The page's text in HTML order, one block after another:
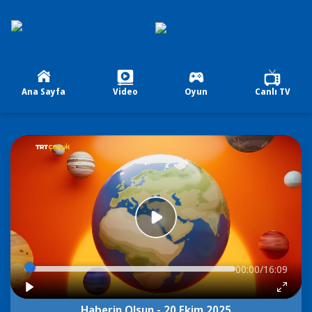
Ana Sayfa Video Oyun Canlı TV
00:00/16:09